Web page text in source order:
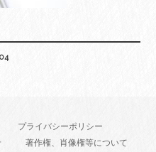
プライバシーポリシー
著作権、肖像権等について